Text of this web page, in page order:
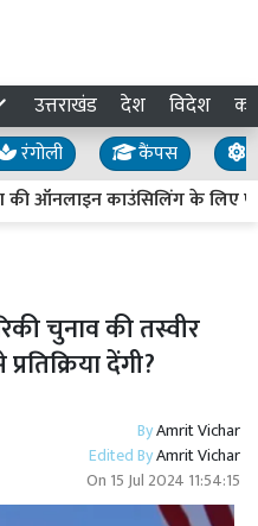
उत्तराखंड देश विदेश
रंगोली कैंपस
की ऑनलाइन काउंसिलिंग के लिए
चुनाव की तस्वीर
देंगी?
ByAmrit Vichar
Edited ByAmrit Vichar
On 15 Jul 2024 11:54:15